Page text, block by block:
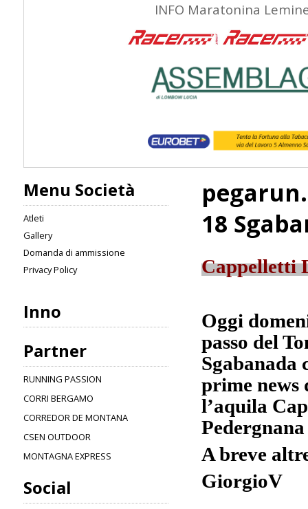
INFO Maratonina
Menu Società
Atleti
Gallery
Domanda di ammissione
Privacy Policy
Inno
Partner
RUNNING PASSION
CORRI BERGAMO
CORREDOR DE MONTANA
CSEN OUTDOOR
MONTAGNA EXPRESS
Social
18
Cappelletti
Oggi
passo del
Sgabanada
prime news
l’aquila
A breve
GiorgioV